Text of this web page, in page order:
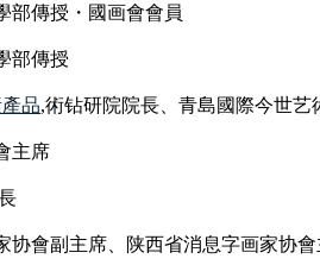
傳授・國画會會員
部傳授
品,術钻研院院長、青島國際今世艺
主席
會副主席、陕西省消息字画家协會